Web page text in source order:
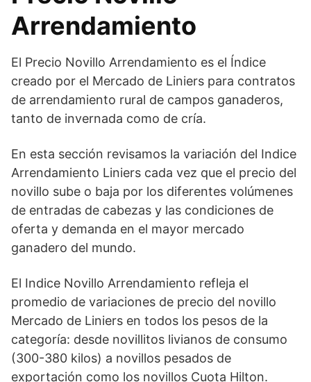
Arrendamiento
El Precio Novillo Arrendamiento es el Índice
creado por el Mercado de Liniers para contratos
de arrendamiento rural de campos ganaderos,
tanto de invernada como de cría.
En esta sección revisamos la variación del Indice
Arrendamiento Liniers cada vez que el precio del
novillo sube o baja por los diferentes volúmenes
de entradas de cabezas y las condiciones de
oferta y demanda en el mayor mercado
ganadero del mundo.
El Indice Novillo Arrendamiento refleja el
promedio de variaciones de precio del novillo
Mercado de Liniers en todos los pesos de la
categoría: desde novillitos livianos de consumo
(300-380 kilos) a novillos pesados de
exportación como los novillos Cuota Hilton.